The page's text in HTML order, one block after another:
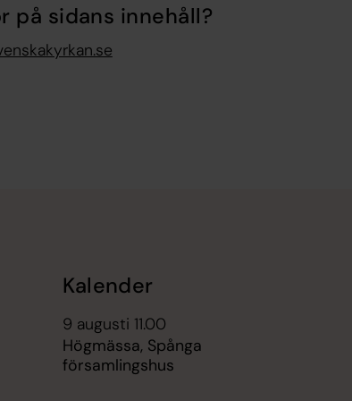
på sidans innehåll?
Kalender
9 augusti 11.00
Högmässa, Spånga
församlingshus